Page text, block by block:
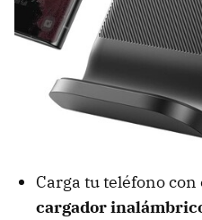
Carga tu teléfono
cargador